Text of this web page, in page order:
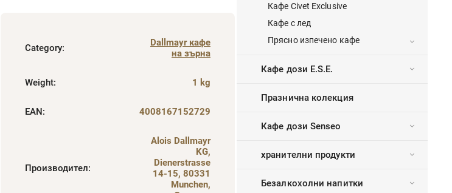
Кафе Civet Exclusive
Кафе с лед
Прясно изпечено кафе
Кафе дози E.S.E.
Празнична колекция
Кафе дози Senseo
хранителни продукти
Безалкохолни напитки
Category:
Dallmayr кафе
на зърна
Weight: 1 kg
EAN: 4008167152729
Производител:
Alois Dallmayr
KG,
Dienerstrasse
14-15, 80331
Munchen,